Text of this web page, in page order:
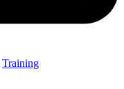
Training